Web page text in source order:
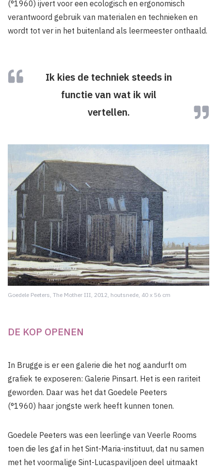
(°1960) ijvert voor een ecologisch en ergonomisch
verantwoord gebruik van materialen en technieken en
wordt tot ver in het buitenland als leermeester onthaald.
Ik kies de techniek steeds in
functie van wat ik wil
vertellen.
Goedele Peeters, The Mother III, 2012, houtsnede, 40 x 56 cm
DE KOP OPENEN
In Brugge is er een galerie die het nog aandurft om
grafiek te exposeren: Galerie Pinsart. Het is een rariteit
geworden. Daar was het dat Goedele Peeters
(°1960) haar jongste werk heeft kunnen tonen.
Goedele Peeters was een leerlinge van Veerle Rooms
toen die les gaf in het Sint-Maria-instituut, dat nu samen
met het voormalige Sint-Lucaspaviljoen deel uitmaakt